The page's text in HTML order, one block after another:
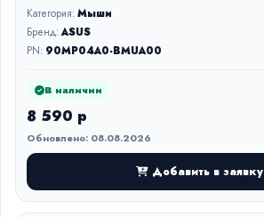
Категория:Мыши
Бренд:ASUS
PN: 90MP04A0-BMUA00
В наличии
8 590 р
Обновлено: 08.08.2026
Добавить в заявку